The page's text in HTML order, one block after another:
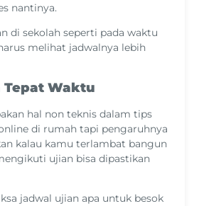
nantinya.
di sekolah seperti pada waktu
melihat jadwalnya lebih
Tepat Waktu
hal non teknis dalam tips
di rumah tapi pengaruhnya
kalau kamu terlambat bangun
ujian bisa dipastikan
jadwal ujian apa untuk besok